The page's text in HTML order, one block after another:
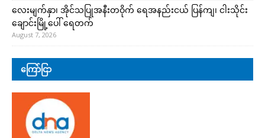
လေးမျက်နှာ၊ အိုင်သပြုအနီးတဝိုက် ရေအနည်းငယ် ပြန်ကျ၊ ငါးသိုင်း
ချောင်းမြို့ပေါ် ရေတက်
August 7, 2026
ကြော်ငြာ